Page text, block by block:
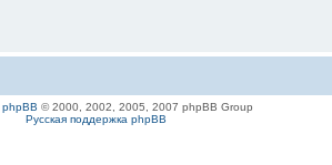
phpBB © 2000, 2002, 2005, 2007 phpBB Group
Русская поддержка phpBB